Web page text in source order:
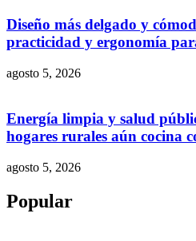
Diseño más delgado y
practicidad y ergonomía
agosto 5, 2026
Energía limpia y salud
hogares rurales aún cocina
agosto 5, 2026
Popular